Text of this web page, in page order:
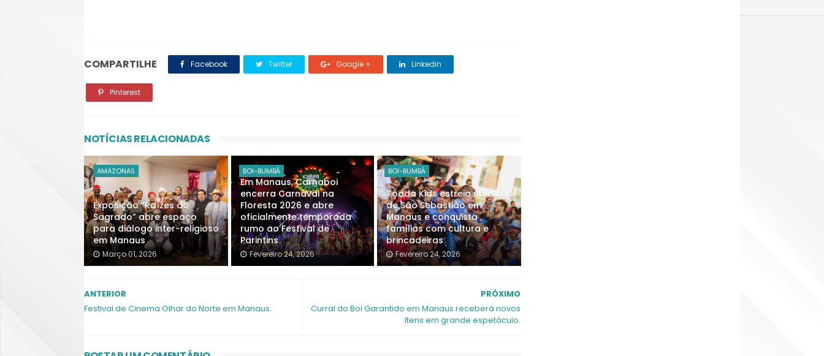
COMPARTILHE Facebook Twitter Google + Linkedin
Pinterest
NOTÍCIAS RELACIONADAS
AMAZONAS
Exposição “Raízes do
Sagrado” abre espaço
para diálogo inter-religioso
em Manaus
Março 01, 2026
BOI-BUMBÁ
Em Manaus, Carnaboi
encerra Carnaval na
Floresta 2026 e abre
oficialmente temporada
rumo ao Festival de
Parintins
Fevereiro 24, 2026
BOI-BUMBÁ
Toada Kids estreia no Largo
de São Sebastião em
Manaus e conquista
famílias com cultura e
brincadeiras
Fevereiro 24, 2026
PRÓXIMO
Curral do Boi Garantido em Manaus receberá novos
ítens em grande espetáculo.
ANTERIOR
Festival de Cinema Olhar do Norte em Manaus.